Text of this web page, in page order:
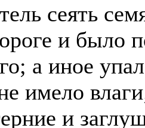
сеять
и было
а иное
имело
и